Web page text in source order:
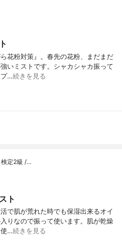
花粉対策』。春先の花粉、まだまだ
いミストです。シャカシャカ振って
プ…続きを見る
検定2級 /…
ト
で肌が荒れた時でも保湿出来るオイ
りなので振って使います。肌が乾燥
使…続きを見る